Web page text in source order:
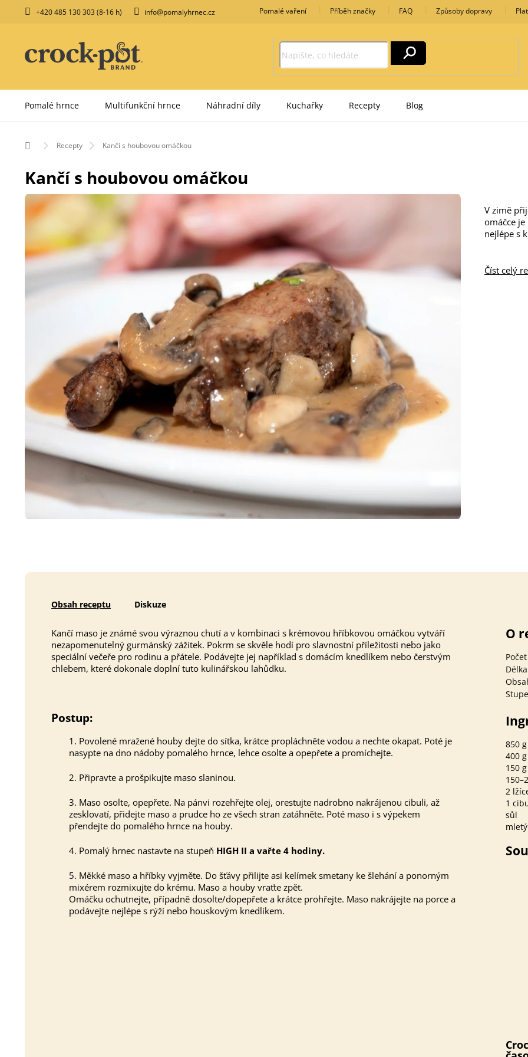
+420 485 130 303 (8-16 h) info@pomalyhrnec.cz Pomalé vaření Příběh značky FAQ Způsoby dopravy
Pomalé hrnce Multifunkční hrnce Náhradní díly Kuchařky Recepty Blog
Domů Recepty Kančí s houbovou omáčkou
Kančí s houbovou omáčkou
V zimě
omáčce
nejlépe s
Číst celý
Obsah receptu Diskuze
Kančí maso je známé svou výraznou chutí a v kombinaci s krémovou hříbkovou omáčkou vytváří
nezapomenutelný gurmánský zážitek. Pokrm se skvěle hodí pro slavnostní příležitosti nebo jako
speciální večeře pro rodinu a přátele. Podávejte jej například s domácím knedlíkem nebo čerstvým
chlebem, které dokonale doplní tuto kulinářskou lahůdku.
Postup:
1. Povolené mražené houby dejte do sítka, krátce propláchněte vodou a nechte okapat. Poté je
nasypte na dno nádoby pomalého hrnce, lehce osolte a opepřete a promíchejte.
2. Připravte a prošpikujte maso slaninou.
3. Maso osolte, opepřete. Na pánvi rozehřejte olej, orestujte nadrobno nakrájenou cibuli, až
zesklovatí, přidejte maso a prudce ho ze všech stran zatáhněte. Poté maso i s výpekem
přendejte do pomalého hrnce na houby.
4. Pomalý hrnec nastavte na stupeň HIGH II a vařte 4 hodiny.
5. Měkké maso a hříbky vyjměte. Do šťávy přilijte asi kelímek smetany ke šlehání a ponorným
mixérem rozmixujte do krému. Maso a houby vraťte zpět.
Omáčku ochutnejte, případně dosolte/dopepřete a krátce prohřejte. Maso nakrájejte na porce a
podávejte nejlépe s rýží nebo houskovým knedlíkem.
O
850
400
150
2
1
sůl